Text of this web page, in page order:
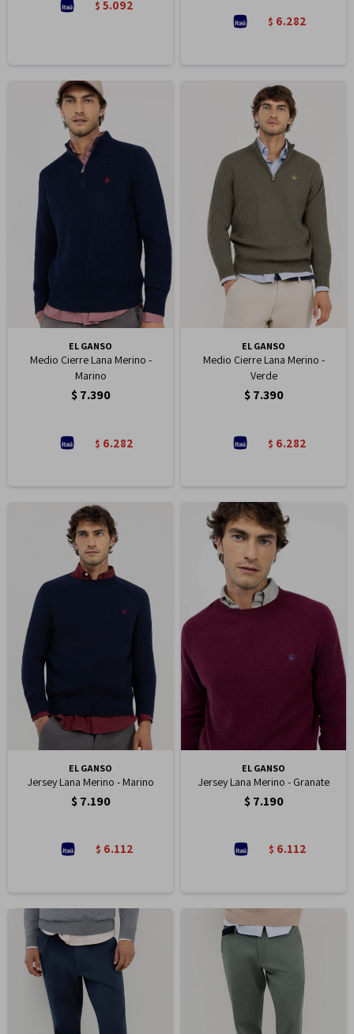
$ 5.092
$ 6.282
EL GANSO
Medio Cierre Lana Merino -
Marino
$ 7.390
$ 6.282
EL GANSO
Medio Cierre Lana Merino -
Verde
$ 7.390
$ 6.282
EL GANSO
Jersey Lana Merino - Marino
$ 7.190
$ 6.112
EL GANSO
Jersey Lana Merino - Granate
$ 7.190
$ 6.112